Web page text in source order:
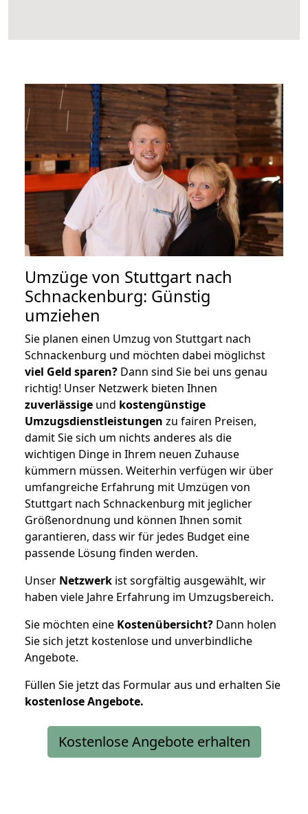
Umzüge von Stuttgart nach
Schnackenburg: Günstig
umziehen
Sie planen einen Umzug von Stuttgart nach
Schnackenburg und möchten dabei möglichst
viel Geld sparen? Dann sind Sie bei uns genau
richtig! Unser Netzwerk bieten Ihnen
zuverlässige und kostengünstige
Umzugsdienstleistungen zu fairen Preisen,
damit Sie sich um nichts anderes als die
wichtigen Dinge in Ihrem neuen Zuhause
kümmern müssen. Weiterhin verfügen wir über
umfangreiche Erfahrung mit Umzügen von
Stuttgart nach Schnackenburg mit jeglicher
Größenordnung und können Ihnen somit
garantieren, dass wir für jedes Budget eine
passende Lösung finden werden.
Unser Netzwerk ist sorgfältig ausgewählt, wir
haben viele Jahre Erfahrung im Umzugsbereich.
Sie möchten eine Kostenübersicht? Dann holen
Sie sich jetzt kostenlose und unverbindliche
Angebote.
Füllen Sie jetzt das Formular aus und erhalten Sie
kostenloseAngebote.
Kostenlose Angebote erhalten